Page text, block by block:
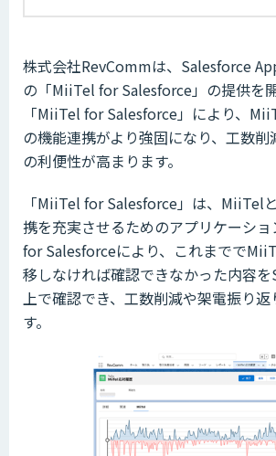
株式会社RevCommは、Salesforce
の「MiiTel for Salesforce」の提供を
「MiiTel for Salesforce」により、
の機能連携がより強固になり、工数削
の利便性が高まります。
「MiiTel for Salesforce」は、MiiTel
携を充実させるためのアプリケーシ
for Salesforceにより、これまでで
移しなければ確認できなかった内容
上で確認でき、工数削減や架電振り
す。